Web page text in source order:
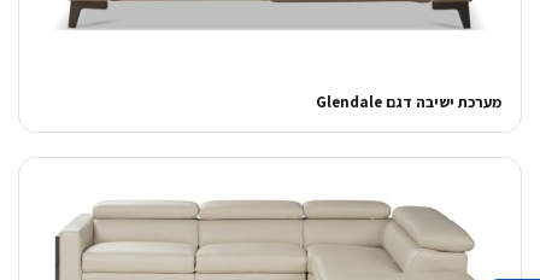
מערכת ישיבה דגם Glendale